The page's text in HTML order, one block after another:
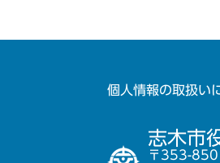
個人情報の取扱い
志木市
〒353-